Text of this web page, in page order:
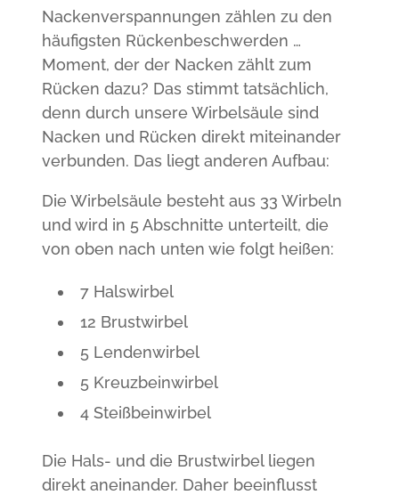
Nackenverspannungen zählen zu den
häufigsten Rückenbeschwerden …
Moment, der der Nacken zählt zum
Rücken dazu? Das stimmt tatsächlich,
denn durch unsere Wirbelsäule sind
Nacken und Rücken direkt miteinander
verbunden. Das liegt anderen Aufbau:
Die Wirbelsäule besteht aus 33 Wirbeln
und wird in 5 Abschnitte unterteilt, die
von oben nach unten wie folgt heißen:
7 Halswirbel
12 Brustwirbel
5 Lendenwirbel
5 Kreuzbeinwirbel
4 Steißbeinwirbel
Die Hals- und die Brustwirbel liegen
direkt aneinander. Daher beeinflusst